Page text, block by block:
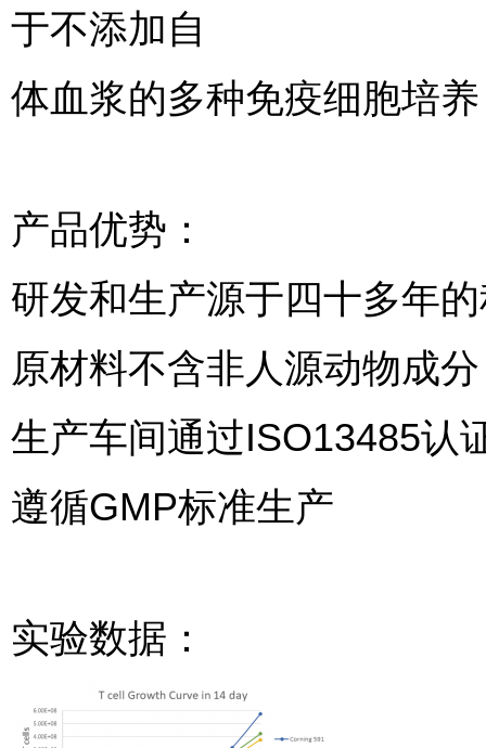
于不添加自
体血浆的多种免疫细胞培
产品优势：
研发和生产源于四十多年
原材料不含非人源动物成
生产车间通过ISO13485认
遵循GMP标准生产
实验数据：